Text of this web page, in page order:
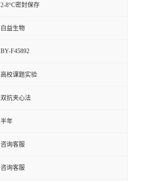
2-8°C密封保存
白益生物
BY-F45892
高校课题实验
双抗夹心法
半年
咨询客服
咨询客服